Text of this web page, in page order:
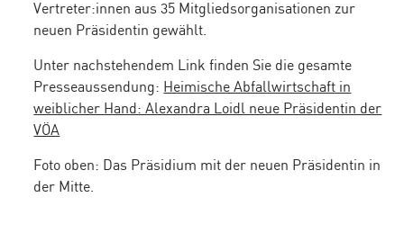
Vertreter:innen aus 35 Mitgliedsorganisationen zur
neuen Präsidentin gewählt.
Unter nachstehendem Link finden Sie die gesamte
Presseaussendung: Heimische Abfallwirtschaft in
weiblicher Hand: Alexandra Loidl neue Präsidentin der
VÖA
Foto oben: Das Präsidium mit der neuen Präsidentin in
der Mitte.